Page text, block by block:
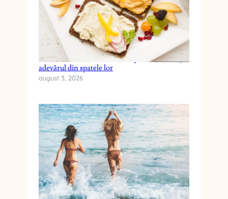
Cele mai frecvente mituri despre dieta keto și
adevărul din spatele lor
august 3, 2026